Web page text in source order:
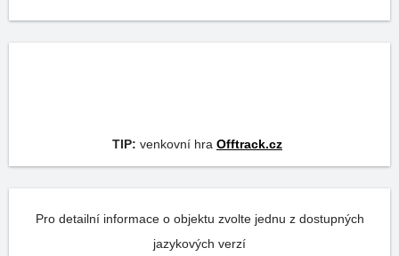
TIP: venkovní hra Offtrack.cz
Pro detailní informace o objektu zvolte jednu z dostupných
jazykových verzí